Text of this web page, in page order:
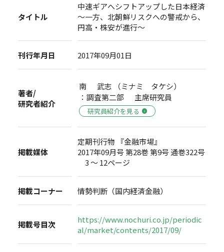
タイトル
中速ギアへシフトアップした日本経済
～一方、北朝鮮リスクへの警戒から、
円高・株安が進行～
刊行年月日 2017年09月01日
著者/
研究者紹介
南 武志 （ミナミ タケシ）
：調査第二部 主席研究員
研究員紹介を見る
掲載媒体
定期刊行物 『金融市場』
2017年09月号 第28巻 第9号 通巻322号
3 ～ 12ページ
掲載コーナー 情勢判断（国内経済金融）
掲載号目次
https://www.nochuri.co.jp/periodic
al/market/contents/2017/09/